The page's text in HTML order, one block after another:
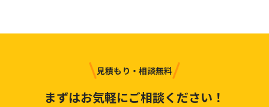
見積もり・相談無料
まずはお気軽にご相談ください！